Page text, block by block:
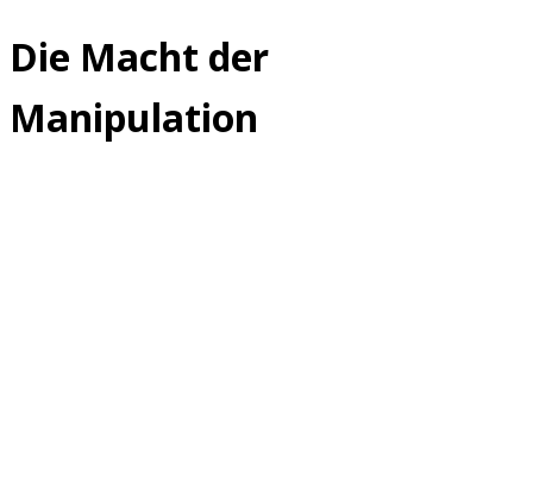
Die Macht der
Manipulation